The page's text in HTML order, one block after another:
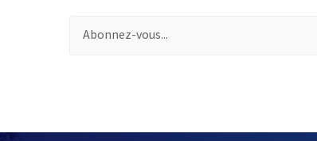
Pour vous inscrire à la lettre d'information